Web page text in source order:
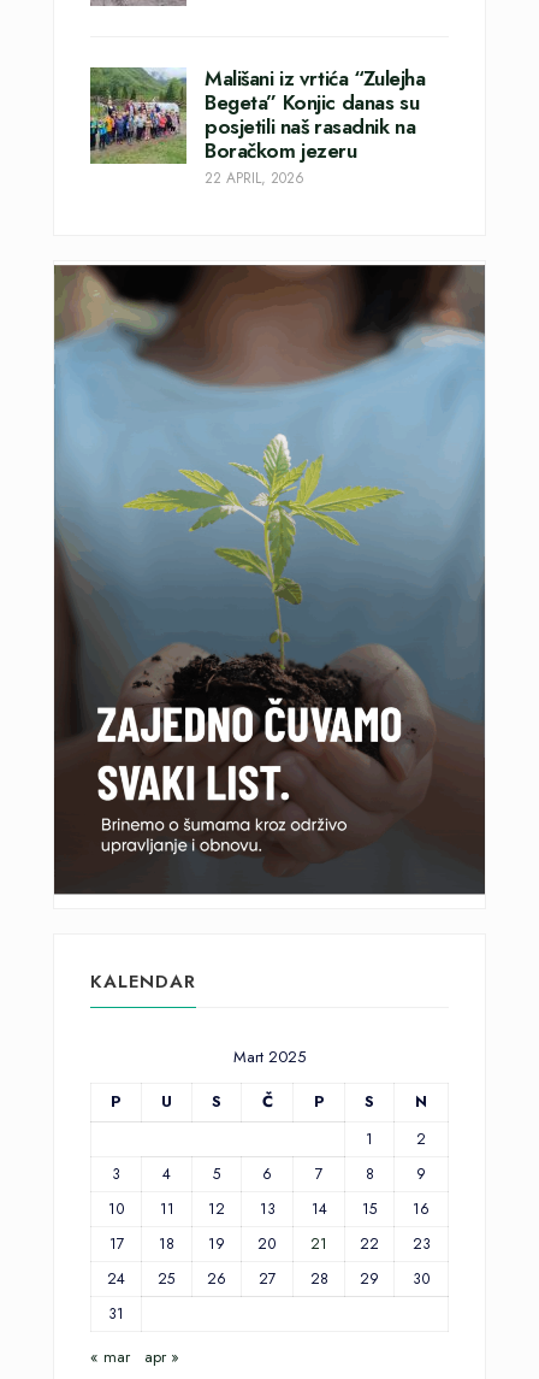
Mališani iz vrtića “Zulejha
Begeta” Konjic danas su
posjetili naš rasadnik na
Boračkom jezeru
22 APRIL, 2026
KALENDAR
Mart 2025
P
U S Č P S N
1
2
3
4 5 6 7 8
9
10
11 12 13 14 15
16
17
18 19 20 21 22
23
24
25 26 27 28 29
30
31
« mar apr »